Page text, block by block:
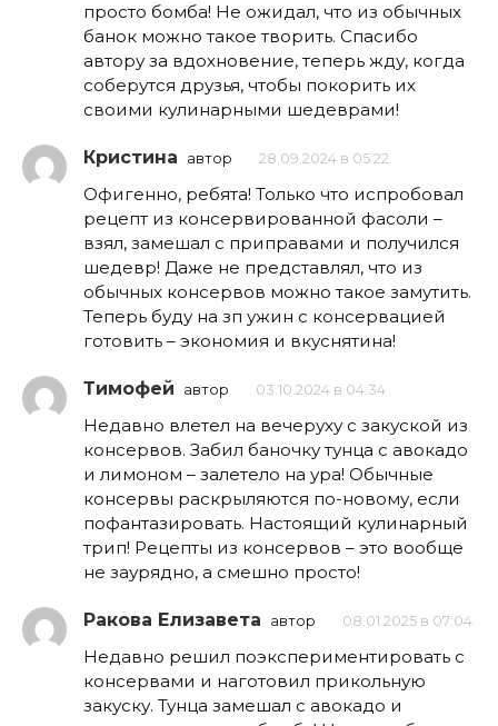
просто бомба! Не ожидал, что из обычных
банок можно такое творить. Спасибо
автору за вдохновение, теперь жду, когда
соберутся друзья, чтобы покорить их
своими кулинарными шедеврами!
Кристина автор 28.09.2024 в 05:22
Офигенно, ребята! Только что испробовал
рецепт из консервированной фасоли –
взял, замешал с приправами и получился
шедевр! Даже не представлял, что из
обычных консервов можно такое замутить.
Теперь буду на зп ужин с консервацией
готовить – экономия и вкуснятина!
Тимофей автор 03.10.2024 в 04:34
Недавно влетел на вечеруху с закуской из
консервов. Забил баночку тунца с авокадо
и лимоном – залетело на ура! Обычные
консервы раскрыляются по-новому, если
пофантазировать. Настоящий кулинарный
трип! Рецепты из консервов – это вообще
не заурядно, а смешно просто!
Ракова Елизавета автор 08.01.2025 в 07:04
Недавно решил поэкспериментировать с
консервами и наготовил прикольную
закуску. Тунца замешал с авокадо и